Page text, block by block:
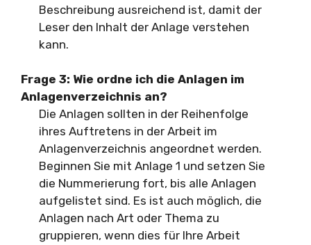
Beschreibung ausreichend ist, damit der
Leser den Inhalt der Anlage verstehen
kann.
Frage 3: Wie ordne ich die Anlagen im
Anlagenverzeichnis an?
Die Anlagen sollten in der Reihenfolge
ihres Auftretens in der Arbeit im
Anlagenverzeichnis angeordnet werden.
Beginnen Sie mit Anlage 1 und setzen Sie
die Nummerierung fort, bis alle Anlagen
aufgelistet sind. Es ist auch möglich, die
Anlagen nach Art oder Thema zu
gruppieren, wenn dies für Ihre Arbeit